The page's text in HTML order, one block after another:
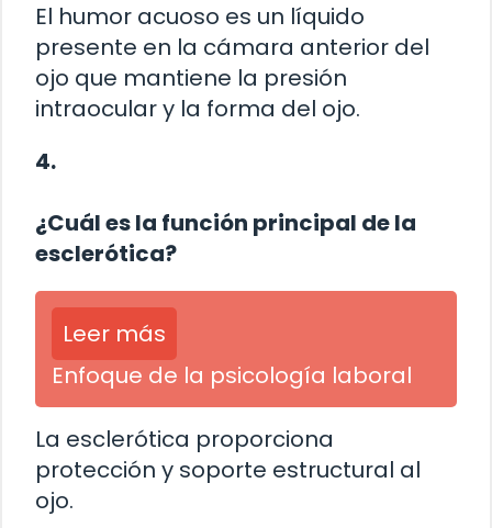
El humor acuoso es un líquido
presente en la cámara anterior del
ojo que mantiene la presión
intraocular y la forma del ojo.
4.
¿Cuál es la función principal de la
esclerótica?
Leer más
Enfoque de la psicología laboral
La esclerótica proporciona
protección y soporte estructural al
ojo.